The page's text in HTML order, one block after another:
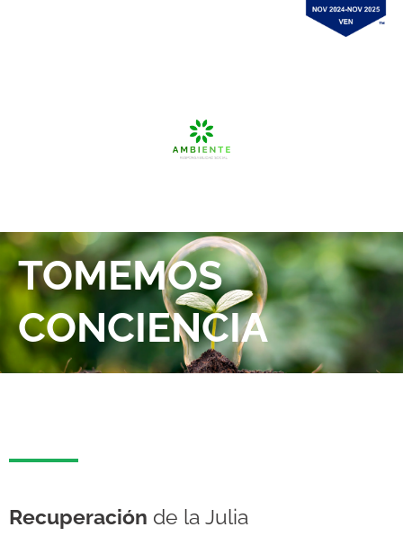
TOMEMOS
CONCIENCIA
Recuperación de la Julia